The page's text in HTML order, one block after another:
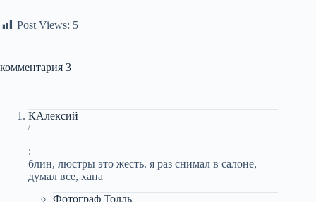
Post Views: 5
комментария 3
КАлексий
/
:
блин, люстры это жесть. я раз снимал в салоне,
думал все, хана
Фотограф Толль